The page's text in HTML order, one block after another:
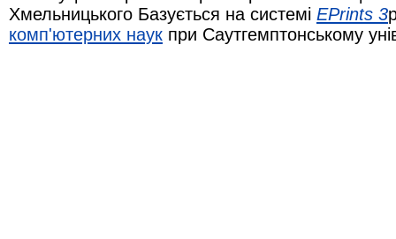
Хмельницького Базується на системі EPrints 3
комп'ютерних наук при Саутгемптонському